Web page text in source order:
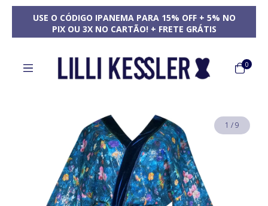
USE O CÓDIGO IPANEMA PARA 15% OFF + 5% NO
PIX OU 3X NO CARTÃO! + FRETE GRÁTIS
0
1 /9